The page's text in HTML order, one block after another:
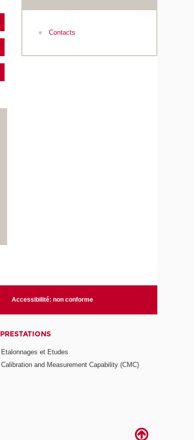
Contacts
Accessibilité: non conforme
PRESTATIONS
Etalonnages et Etudes
Calibration and Measurement Capability (CMC)